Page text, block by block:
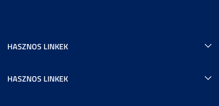
HASZNOS LINKEK
HASZNOS LINKEK